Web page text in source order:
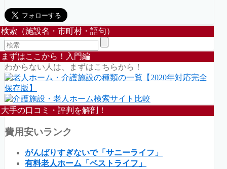
検索（施設名・市町村・語句）
まずはここから！入門編
わからない人は、まずはこちらから！
大手の口コミ・評判を解剖！
費用安いランク
がんばりすぎないで「サニーライフ」
有料老人ホーム「ベストライフ」